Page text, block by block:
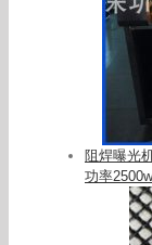
阻焊曝光
功率2500w